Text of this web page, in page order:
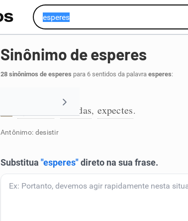
Sinônimo de esperes
28 sinônimos de esperes para 6 sentidos da palavra esperes:
atendas, expectes.
Antônimo: desistir